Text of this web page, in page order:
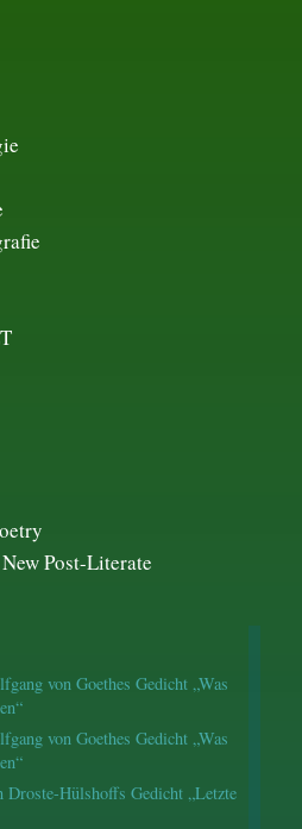
Post-Literate
von Goethes Gedicht „Was
von Goethes Gedicht „Was
Droste-Hülshoffs Gedicht „Letzte